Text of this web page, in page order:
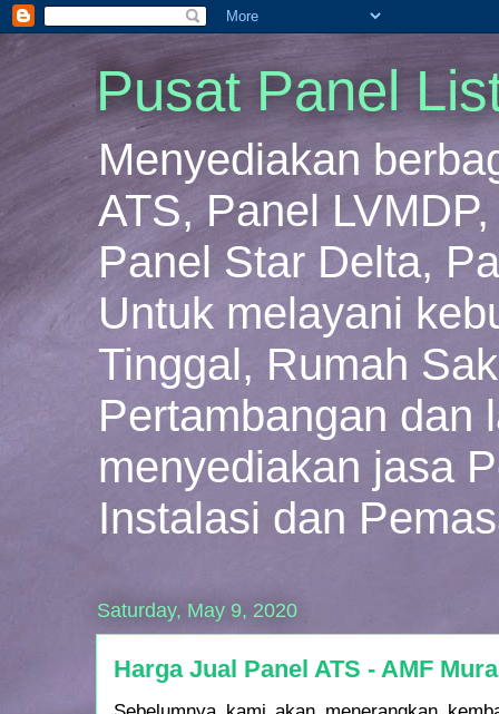
Pusat Panel
Menyediakan
ATS, Panel
Panel Star Delta,
Untuk melayani
Tinggal, Rumah
Pertambangan dan
menyediakan jasa
Instalasi dan
Saturday, May 9, 2020
Harga Jual Panel ATS - AMF